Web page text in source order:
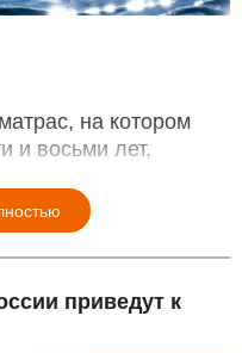
на котором
и восьми лет,
приведут к